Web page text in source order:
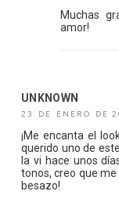
Muchas
amor!
UNKNOWN
23 DE ENERO DE
¡Me encanta el
querido uno de
la vi hace unos
tonos, creo que me
besazo!